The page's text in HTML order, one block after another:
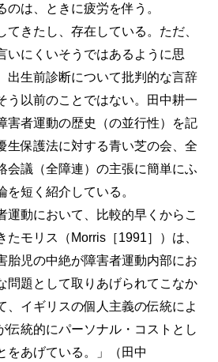
のは、ときに疲労を伴う。
きたし、存在している。ただ、
いにくいそうではあるように思
出生前診断について批判的な言辞
う以前のことではない。田中耕一
害者運動の歴史（の並行性）を記
生保護法に対する青い芝の会、全
会議（全障連）の主張に簡単にふ
短く紹介している。
動において、比較的早くからこ
たモリス（Morris［1991］）は、
胎児の中絶が障害者運動内部にお
問題として取りあげられてこなか
、イギリスの個人主義の伝統によ
伝統的にパーソナル・コストとし
をあげている。」（田中